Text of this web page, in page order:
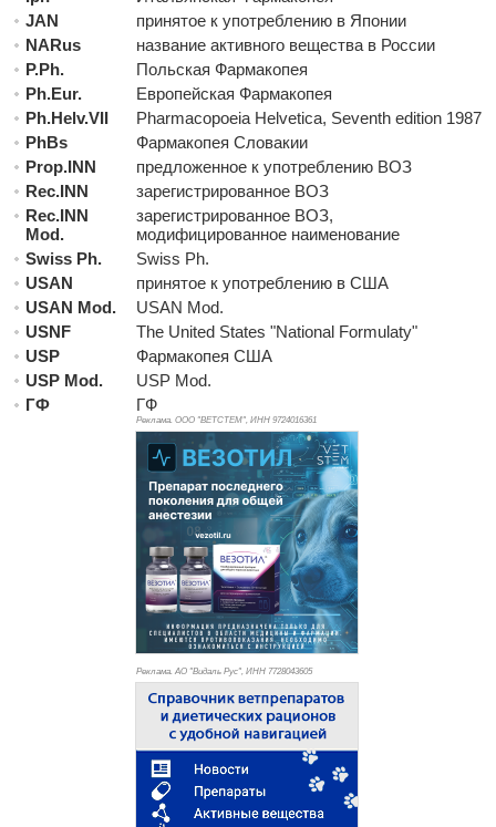
JAN
принятое к употреблению в Японии
NARus
название активного вещества в России
P.Ph.
Польская Фармакопея
Ph.Eur.
Европейская Фармакопея
Ph.Helv.VII
Pharmacopoeia Helvetica, Seventh edition 1987
PhBs
Фармакопея Словакии
Prop.INN
предложенное к употреблению ВОЗ
Rec.INN
зарегистрированное ВОЗ
Rec.INN
Mod.
зарегистрированное ВОЗ,
модифицированное наименование
Swiss Ph.
Swiss Ph.
USAN
принятое к употреблению в США
USAN Mod.
USAN Mod.
USNF
The United States "National Formulaty"
USP
Фармакопея США
USP Mod.
USP Mod.
ГФ
ГФ
Реклама. ООО "ВЕТСТЕМ", ИНН 9724016361
Реклама. АО "Видаль Рус", ИНН 7728043605